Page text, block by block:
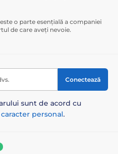
o parte esențială a companiei
de care aveți nevoie.
Conectează
sunt de acord cu
personal.